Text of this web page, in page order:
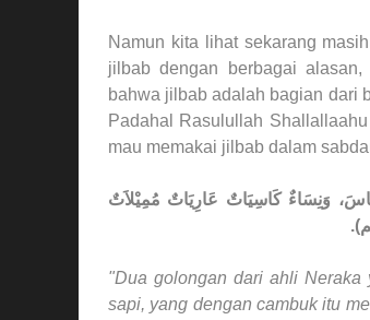
Namun kita lihat sekarang
jilbab dengan berbagai
bahwa jilbab adalah bagian dari
Padahal Rasulullah
mau memakai jilbab dalam
وَنِسَاءٌ كَاسِيَاتٌ عَارِيَاتٌ مُمِيْلاَتٌ
"Dua golongan dari ahli Neraka
sapi, yang dengan cambuk itu